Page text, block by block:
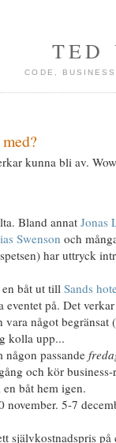
TED
CODE,
kunna bli av.
Bland annat Jonas
Swenson och
har uttryck
båt ut till Sands
eventet på. Det verkar
något begränsat
kolla upp...
passande
och kör business-
båt hem igen.
november. 5-7
självkostnadspris på